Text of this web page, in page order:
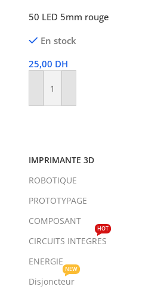
50 LED 5mm rouge
En stock
25,00 DH
Ajouter Au Panier
IMPRIMANTE 3D
ROBOTIQUE
PROTOTYPAGE
COMPOSANT
CIRCUITS INTEGRES
HOT
ENERGIE
Disjoncteur
NEW